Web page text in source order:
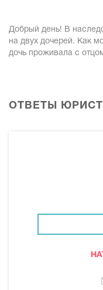
Добрый день! В
на двух дочерей. Как
дочь проживала с
ОТВЕТЫ